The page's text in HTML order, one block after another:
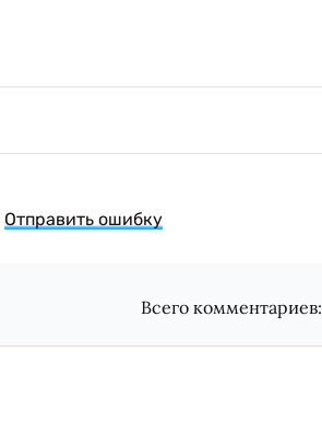
Отправить ошибку
Всего комментариев: